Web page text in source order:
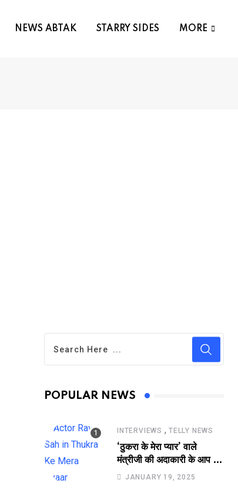
NEWS ABTAK STARRY SIDES MORE
POPULAR NEWS
INTERVIEWS , TELLY NEWS
‘ठुकरा के मेरा प्यार’ वाले
मंत्रीजी की अदाकारी के आप भी
हो जाएंगे फैन, यकीं न हो तो
JANUARY 19, 2025